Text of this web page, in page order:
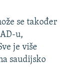
se također
u,
je više
saudijsko